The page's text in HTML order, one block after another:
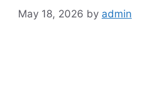
May 18, 2026 by admin